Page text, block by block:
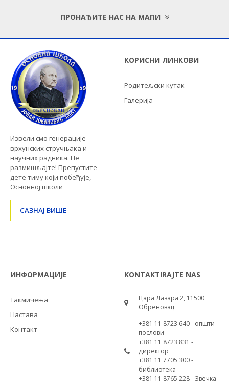
ПРОНАЂИТЕ НАС НА МАПИ
Извели смо генерације
врхунских стручњака и
научних радника. Не
размишљајте! Препустите
дете тиму који побеђује,
Основној школи
САЗНАЈ ВИШЕ
КОРИСНИ ЛИНКОВИ
Родитељски кутак
Галерија
ИНФОРМАЦИЈЕ
Такмичења
Настава
Контакт
KONTAKTIRAJTE NAS
Цара Лазара 2, 11500
Обреновац
+381 11 8723 640 - општи
послови
+381 11 8723 831 -
директор
+381 11 7705 300 -
библиотека
+381 11 8765 228 - Звечка